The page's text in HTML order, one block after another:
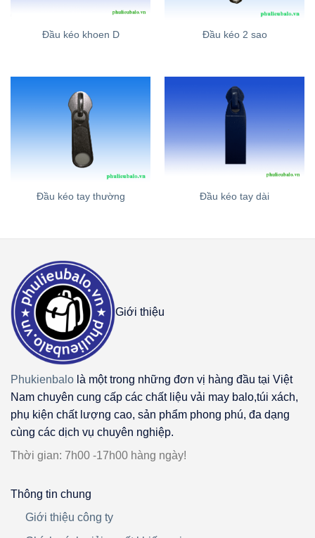
Đầu kéo khoen D Đầu kéo 2 sao
Đầu kéo tay thường Đầu kéo tay dài
Giới thiệu
Phukienbalolà một trong những đơn vị hàng đầu tại Việt
Nam chuyên cung cấp các chất liệu vải may balo,túi xách,
phụ kiện chất lượng cao, sản phẩm phong phú, đa dạng
cùng các dịch vụ chuyên nghiệp.
Thời gian: 7h00 -17h00 hàng ngày!
Thông tin chung
Giới thiệu công ty